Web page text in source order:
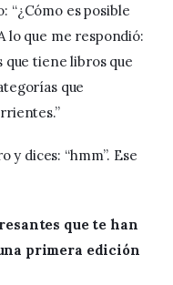
“¿Cómo es posible
lo que me respondió:
que tiene libros que
que
y dices: “hmm”. Ese
que te han
primera edición